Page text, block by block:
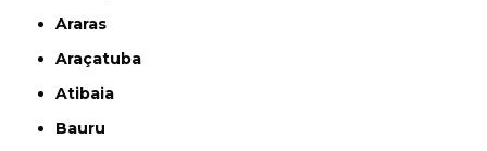
Araras
Araçatuba
Atibaia
Bauru